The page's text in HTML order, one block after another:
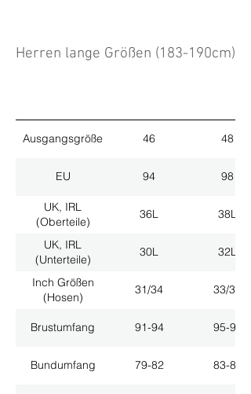
Herren lange Größen (183-190cm)
Ausgangsgröße 46 48
EU 94 98
UK, IRL
(Oberteile)
36L 38L
UK, IRL
(Unterteile)
30L 32L
Inch Größen
(Hosen)
31/34 33/34
Brustumfang 91-94 95-98
Bundumfang 79-82 83-86